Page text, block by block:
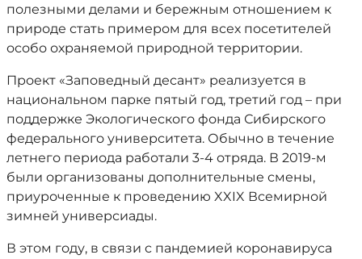
полезными делами и бережным отношением к
природе стать примером для всех посетителей
особо охраняемой природной территории.
Проект «Заповедный десант» реализуется в
национальном парке пятый год, третий год – при
поддержке Экологического фонда Сибирского
федерального университета. Обычно в течение
летнего периода работали 3-4 отряда. В 2019-м
были организованы дополнительные смены,
приуроченные к проведению XXIX Всемирной
зимней универсиады.
В этом году, в связи с пандемией коронавируса